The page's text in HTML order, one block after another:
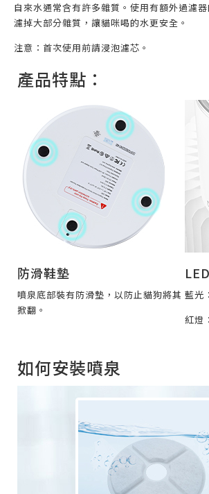
自來水通常含有許多雜質。使用有額外過濾
濾掉大部分雜質，讓貓咪喝的水更安全。
注意：首次使用前請浸泡濾芯。
產品特點：
防滑鞋墊
噴泉底部裝有防滑墊，以防止貓狗將其
掀翻。
藍光
紅燈
如何安裝噴泉